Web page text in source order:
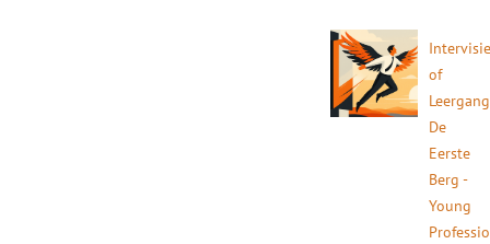
of
Leergang
De
Eerste
Berg -
Young